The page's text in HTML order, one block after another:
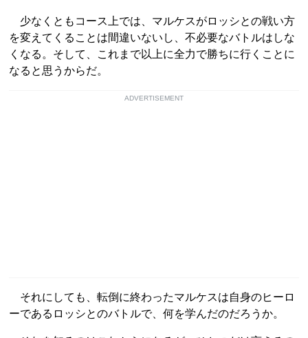
少なくともコース上では、マルケスがロッシとの戦い方
を変えてくることは間違いないし、不必要なバトルはしな
くなる。そして、これまで以上に全力で勝ちに行くことに
なると思うからだ。
ADVERTISEMENT
それにしても、転倒に終わったマルケスは自身のヒーロ
ーであるロッシとのバトルで、何を学んだのだろうか。